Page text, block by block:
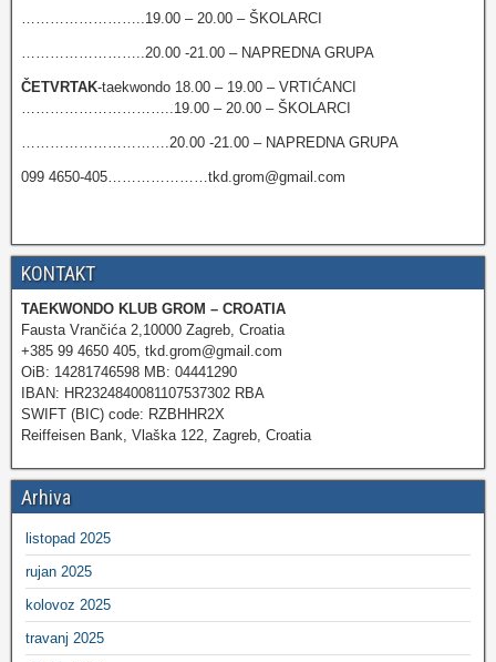
……………………..19.00 – 20.00 – ŠKOLARCI
……………………..20.00 -21.00 – NAPREDNA GRUPA
ČETVRTAK-taekwondo 18.00 – 19.00 – VRTIĆANCI
…………………………..19.00 – 20.00 – ŠKOLARCI
………………………….20.00 -21.00 – NAPREDNA GRUPA
099 4650-405…………………tkd.grom@gmail.com
KONTAKT
TAEKWONDO KLUB GROM – CROATIA
Fausta Vrančića 2,10000 Zagreb, Croatia
+385 99 4650 405, tkd.grom@gmail.com
OiB: 14281746598 MB: 04441290
IBAN: HR2324840081107537302 RBA
SWIFT (BIC) code: RZBHHR2X
Reiffeisen Bank, Vlaška 122, Zagreb, Croatia
Arhiva
listopad 2025
rujan 2025
kolovoz 2025
travanj 2025